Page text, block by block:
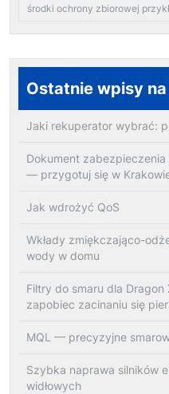
środki ochrony zbiorowej
Ostatnie wpisy
Jaki rekuperator wybrać:
Dokument
— przygotuj się w
Jak wdrożyć QoS
Wkłady zmiękczająco-
wody w domu
Filtry do smaru dla
zapobiec zacinaniu się
MQL — precyzyjne
Szybka naprawa silników
widłowych